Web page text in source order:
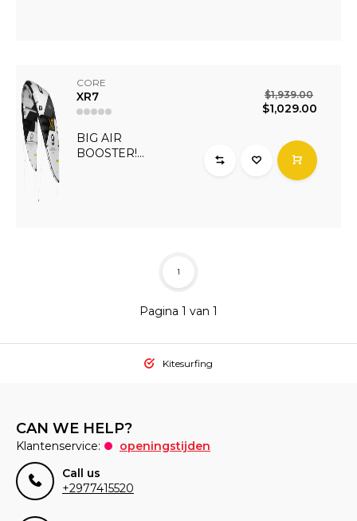
CORE
XR7
BIG AIR
BOOSTER!...
$1,939.00
$1,029.00
Pagina 1 van 1
1
Kitesurfing
CAN WE HELP?
Klantenservice:
openingstijden
Call us
+2977415520